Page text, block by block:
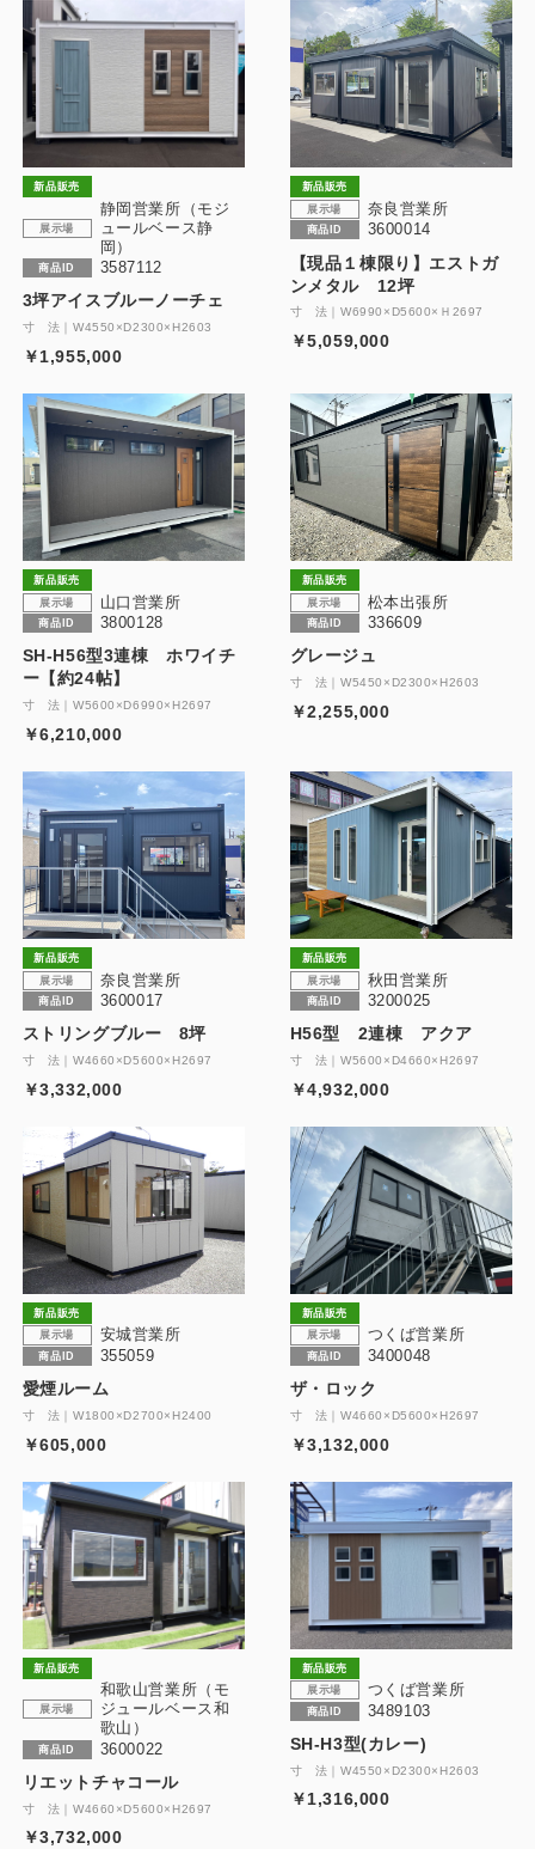
製品特長と納入までの流れ
ユニットハウス
モジュール建築（プレハブ）
システム建築
危険物保管庫
防災倉庫
利用規約
特定商取引法に基づく表記
ナガワひまわり財団
展示場用地の募集
新品販売
展示場
静岡営業所（モジ
ュールベース静
岡）
商品ID 3587112
3坪アイスブルーノーチェ
寸 法｜W4550×D2300×H2603
￥1,955,000
新品販売
展示場
奈良営業所
商品ID 3600014
【現品１棟限り】エストガ
ンメタル 12坪
寸 法｜W6990×D5600×Ｈ2697
￥5,059,000
新品販売
展示場
山口営業所
商品ID 3800128
SH-H56型3連棟 ホワイチ
ー【約24帖】
寸 法｜W5600×D6990×H2697
￥6,210,000
新品販売
展示場
松本出張所
商品ID 336609
グレージュ
寸 法｜W5450×D2300×H2603
￥2,255,000
新品販売
展示場
奈良営業所
商品ID 3600017
ストリングブルー 8坪
寸 法｜W4660×D5600×H2697
￥3,332,000
新品販売
展示場
秋田営業所
商品ID 3200025
H56型 2連棟 アクア
寸 法｜W5600×D4660×H2697
￥4,932,000
新品販売
展示場
安城営業所
商品ID 355059
愛煙ルーム
寸 法｜W1800×D2700×H2400
￥605,000
新品販売
展示場
つくば営業所
商品ID 3400048
ザ・ロック
寸 法｜W4660×D5600×H2697
￥3,132,000
新品販売
展示場
和歌山営業所（モ
ジュールベース和
歌山）
商品ID 3600022
リエットチャコール
寸 法｜W4660×D5600×H2697
￥3,732,000
新品販売
展示場
つくば営業所
商品ID 3489103
SH-H3型(カレー)
寸 法｜W4550×D2300×H2603
￥1,316,000